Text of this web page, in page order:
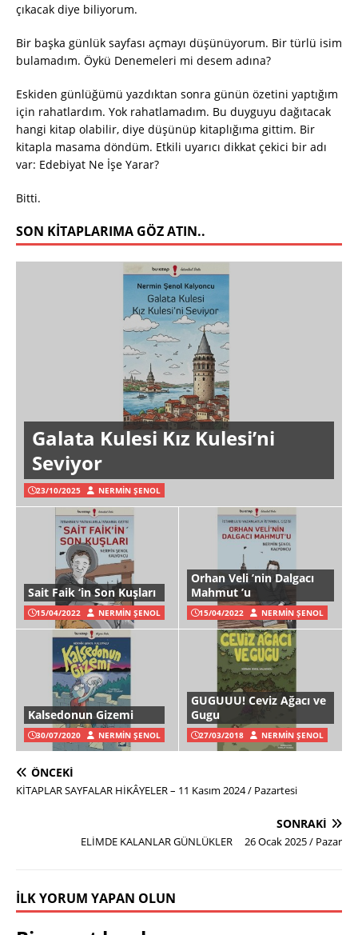
çıkacak diye biliyorum.
Bir başka günlük sayfası açmayı düşünüyorum. Bir türlü isim
bulamadım. Öykü Denemeleri mi desem adına?
Eskiden günlüğümü yazdıktan sonra günün özetini yaptığım
için rahatlardım. Yok rahatlamadım. Bu duyguyu dağıtacak
hangi kitap olabilir, diye düşünüp kitaplığıma gittim. Bir
kitapla masama döndüm. Etkili uyarıcı dikkat çekici bir adı
var: Edebiyat Ne İşe Yarar?
Bitti.
SON KITAPLARIMA GÖZ ATIN..
Galata Kulesi Kız Kulesi’ni
Seviyor
23/10/2025 NERMIN ŞENOL
Sait Faik ‘in Son Kuşları
15/04/2022 NERMIN ŞENOL
Orhan Veli ’nin Dalgacı
Mahmut ’u
15/04/2022 NERMIN ŞENOL
Kalsedonun Gizemi
30/07/2020 NERMIN ŞENOL
GUGUUU! Ceviz Ağacı ve
Gugu
27/03/2018 NERMIN ŞENOL
ÖNCEKI
KİTAPLAR SAYFALAR HİKÂYELER – 11 Kasım 2024 / Pazartesi
SONRAKI
ELİMDE KALANLAR GÜNLÜKLER 26 Ocak 2025 / Pazar
İLK YORUM YAPAN OLUN